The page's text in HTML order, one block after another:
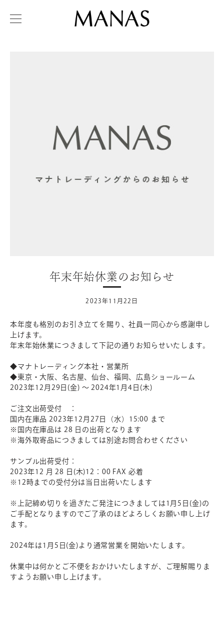
年末年始休業のお知らせ
2023年11月22日
本年度も格別のお引き立てを賜り、社員一同心から感謝申し
上げます。
年末年始休業につきまして下記の通りお知らせいたします。
◆マナトレーディング本社・営業所
◆東京・大阪、名古屋、仙台、福岡、広島ショールーム
2023年12月29日(金) ～ 2024年1月4日(木)
ご注文出荷受付 ：
国内在庫品 2023年12月27日（水）15:00 まで
※国内在庫品は 28 日の出荷となります
※海外取寄品につきましては別途お問合わせください
サンプル出荷受付：
2023年12 月 28 日(木)12：00 FAX 必着
※12時までの受付分は当日出荷いたします
※上記締め切りを過ぎたご発注につきましては1月5日(金)の
ご手配となりますのでご了承のほどよろしくお願い申し上げ
ます。
2024年は1月5日(金)より通常営業を開始いたします。
休業中は何かとご不便をおかけいたしますが、ご理解賜りま
すようお願い申し上げます。